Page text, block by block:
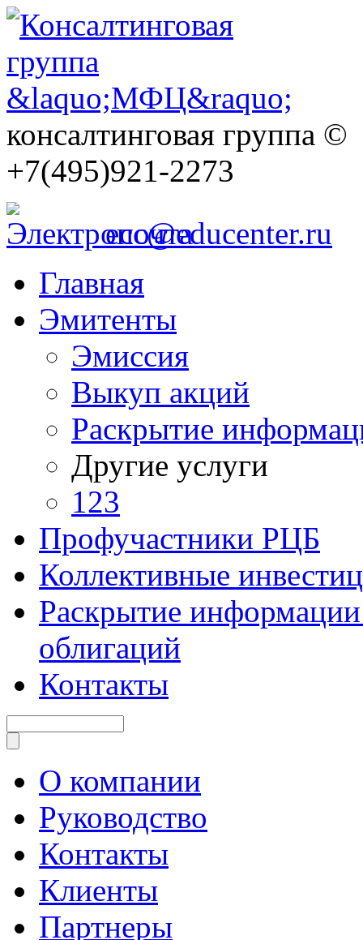
консалтинговая группа ©
+7(495)921-2273
ecc@educenter.ru
Главная
Эмитенты
Эмиссия
Выкуп акций
Раскрытие
Другие услуги
123
Профучастники РЦБ
Коллективные
Раскрытие информации
облигаций
Контакты
О компании
Руководство
Контакты
Клиенты
Партнеры